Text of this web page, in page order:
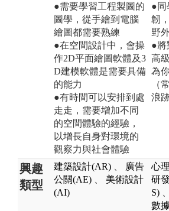
●需要學習工程製圖的
圖學，從手繪到電腦
繪圖都需要熟練
●在空間設計中，會操
作2D平面繪圖軟體及3
D建模軟體是需要具備
的能力
●有時間可以安排到處
走走，需要增加不同
的空間體驗的經驗，
以增長自身對環境的
觀察力與社會體驗
●同
韌
野
●將
高
為
（
浪
興趣
類型
建築設計(AR)
廣告
公關(AE)
美術設計
(AI)
心
研
S)
數